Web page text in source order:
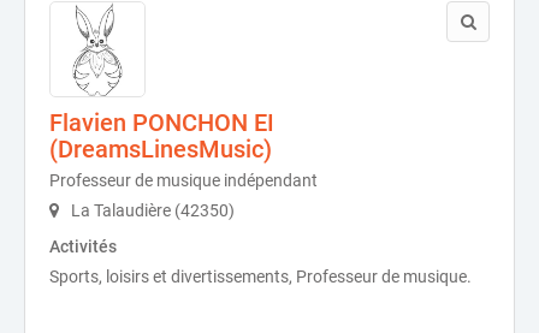
Flavien PONCHON EI
(DreamsLinesMusic)
Professeur de musique indépendant
La Talaudière (42350)
Activités
Sports, loisirs et divertissements, Professeur de musique.